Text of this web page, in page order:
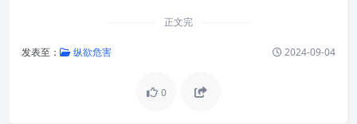
正文完
发表至： 纵欲危害 2024-09-04
0